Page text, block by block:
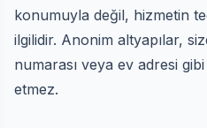
konumuyla değil, hizmetin
ilgilidir. Anonim altyapılar,
numarası veya ev adresi
etmez.